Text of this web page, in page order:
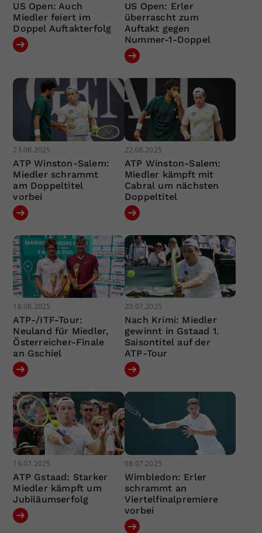
US Open: Auch
Miedler feiert im
Doppel Auftakterfolg
US Open: Erler
überrascht zum
Auftakt gegen
Nummer-1-Doppel
23.08.2025
ATP Winston-Salem:
Miedler schrammt
am Doppeltitel
vorbei
22.08.2025
ATP Winston-Salem:
Miedler kämpft mit
Cabral um nächsten
Doppeltitel
18.08.2025
ATP-/ITF-Tour:
Neuland für Miedler,
Österreicher-Finale
an Gschiel
20.07.2025
Nach Krimi: Miedler
gewinnt in Gstaad 1.
Saisontitel auf der
ATP-Tour
19.07.2025
ATP Gstaad: Starker
Miedler kämpft um
Jubiläumserfolg
08.07.2025
Wimbledon: Erler
schrammt an
Viertelfinalpremiere
vorbei